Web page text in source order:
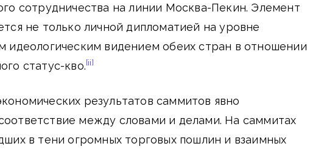
сотрудничества на линии Москва-Пекин. Элемент
не только личной дипломатией на уровне
идеологическим видением обеих стран в отношении
статус-кво.[ii]
результатов саммитов явно
между словами и делами. На саммитах
в тени огромных торговых пошлин и взаимных